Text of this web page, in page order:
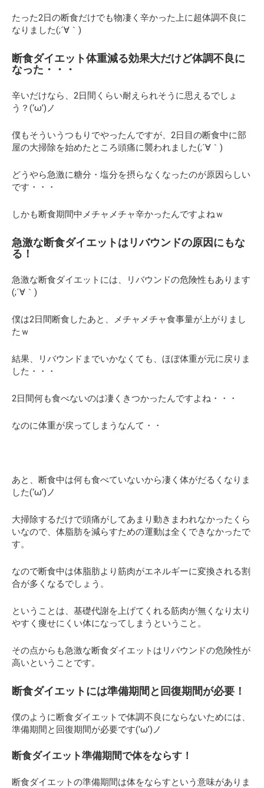
たった2日の断食だけでも物凄く辛かった上に超体調不良に
なりました(;´∀｀)
断食ダイエット体重減る効果大だけど体調不良に
なった・・・
辛いだけなら、2日間くらい耐えられそうに思えるでしょ
う？(‘ω’)ノ
僕もそういうつもりでやったんですが、2日目の断食中に部
屋の大掃除を始めたところ頭痛に襲われました(;´∀｀)
どうやら急激に糖分・塩分を摂らなくなったのが原因らしい
です・・・
しかも断食期間中メチャメチャ辛かったんですよねｗ
急激な断食ダイエットはリバウンドの原因にもな
る！
急激な断食ダイエットには、リバウンドの危険性もあります
(;´∀｀)
僕は2日間断食したあと、メチャメチャ食事量が上がりまし
たｗ
結果、リバウンドまでいかなくても、ほぼ体重が元に戻りま
した・・・
2日間何も食べないのは凄くきつかったんですよね・・・
なのに体重が戻ってしまうなんて・・
あと、断食中は何も食べていないから凄く体がだるくなりま
した(‘ω’)ノ
大掃除するだけで頭痛がしてあまり動きまわれなかったくら
いなので、体脂肪を減らすための運動は全くできなかったで
す。
なので断食中は体脂肪より筋肉がエネルギーに変換される割
合が多くなるでしょう。
ということは、基礎代謝を上げてくれる筋肉が無くなり太り
やすく痩せにくい体になってしまうということ。
その点からも急激な断食ダイエットはリバウンドの危険性が
高いということです。
断食ダイエットには準備期間と回復期間が必要！
僕のように断食ダイエットで体調不良にならないためには、
準備期間と回復期間が必要です(‘ω’)ノ
断食ダイエット準備期間で体をならす！
断食ダイエットの準備期間は体をならすという意味がありま